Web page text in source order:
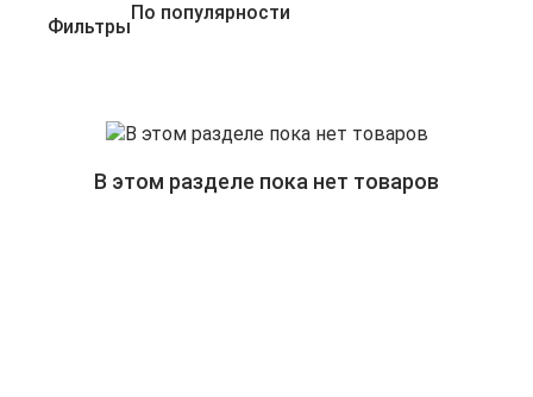
Фильтры
По популярности
В этом разделе пока нет товаров